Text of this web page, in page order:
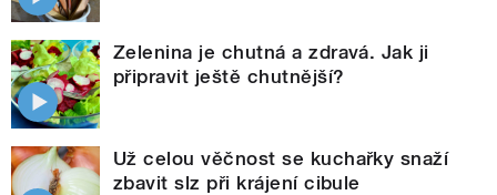
Zelenina je chutná a zdravá. Jak ji
připravit ještě chutnější?
Už celou věčnost se kuchařky snaží
zbavit slz při krájení cibule